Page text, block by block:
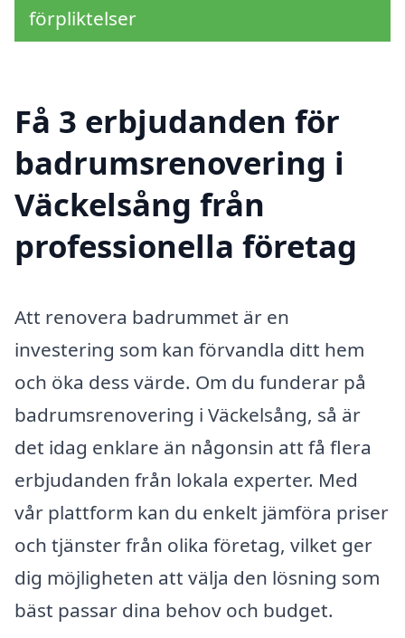
förpliktelser
Få 3 erbjudanden för
badrumsrenovering i
Väckelsång från
professionella företag
Att renovera badrummet är en
investering som kan förvandla ditt hem
och öka dess värde. Om du funderar på
badrumsrenovering i Väckelsång, så är
det idag enklare än någonsin att få flera
erbjudanden från lokala experter. Med
vår plattform kan du enkelt jämföra priser
och tjänster från olika företag, vilket ger
dig möjligheten att välja den lösning som
bäst passar dina behov och budget.